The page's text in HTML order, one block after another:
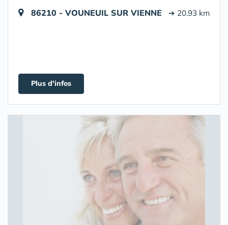
86210 - VOUNEUIL SUR VIENNE ➔ 20.93 km
Plus d'infos